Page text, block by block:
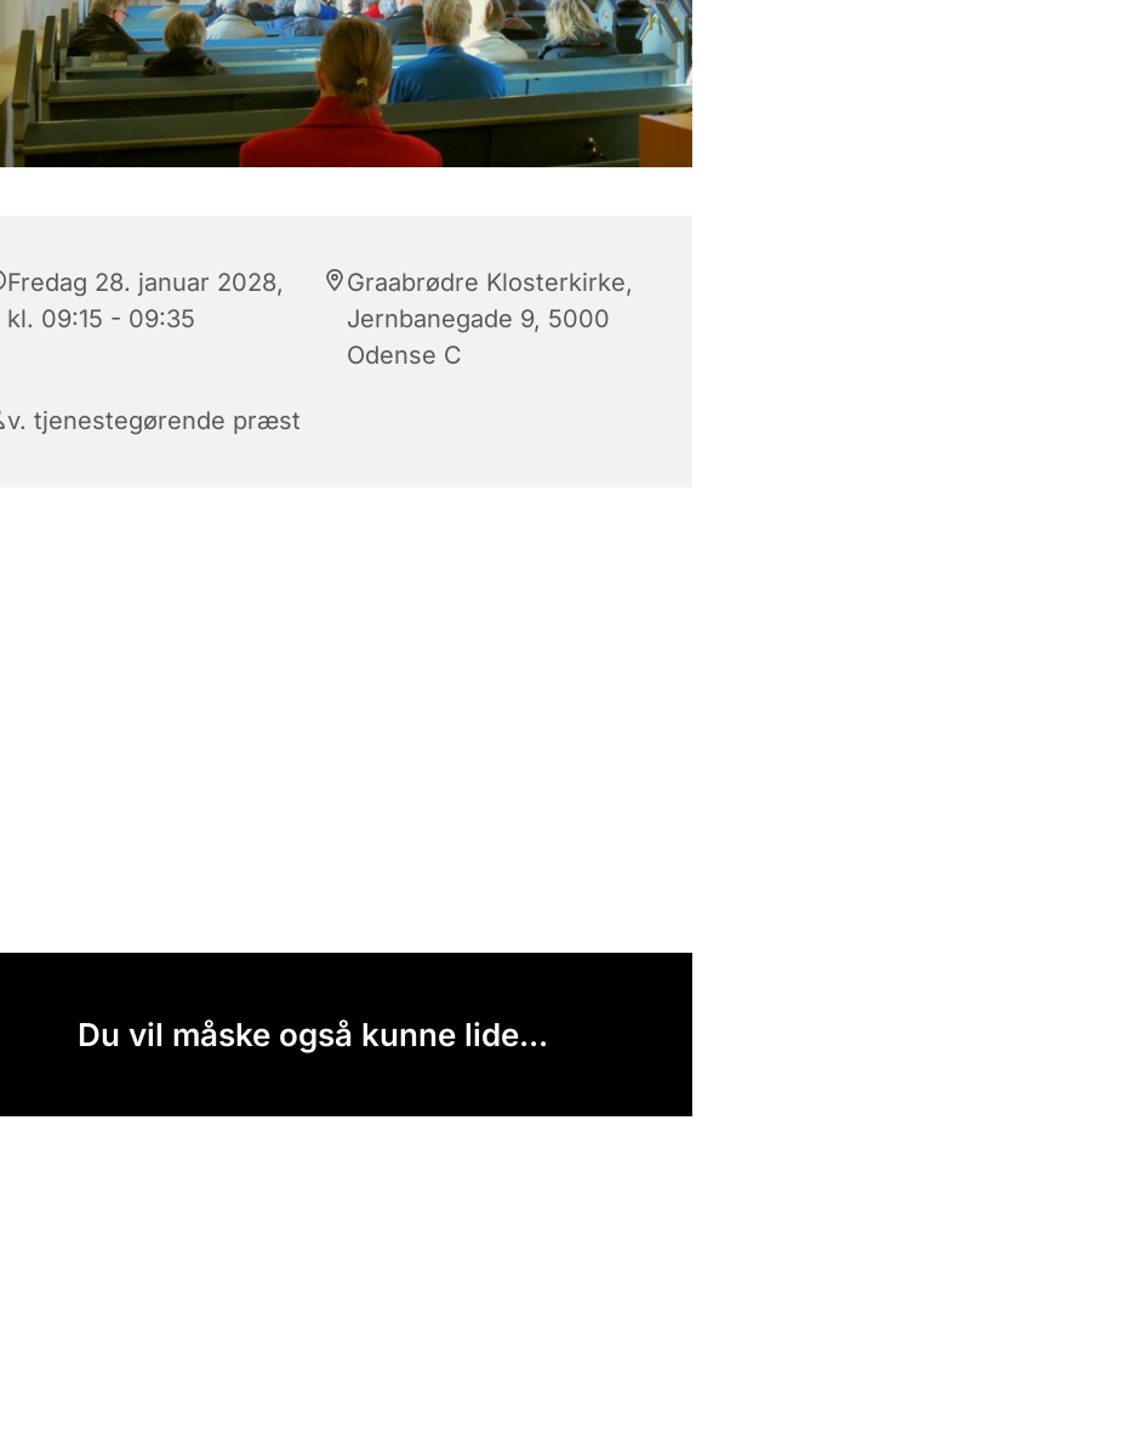
Fredag 28. januar 2028,
kl. 09:15 - 09:35
Graabrødre Klosterkirke,
Jernbanegade 9, 5000
Odense C
v. tjenestegørende præst
Du vil måske også kunne lide...